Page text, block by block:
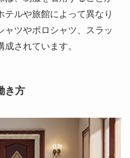
テルや旅館によって異なり
ャツやポロシャツ、スラッ
成されています。
き方